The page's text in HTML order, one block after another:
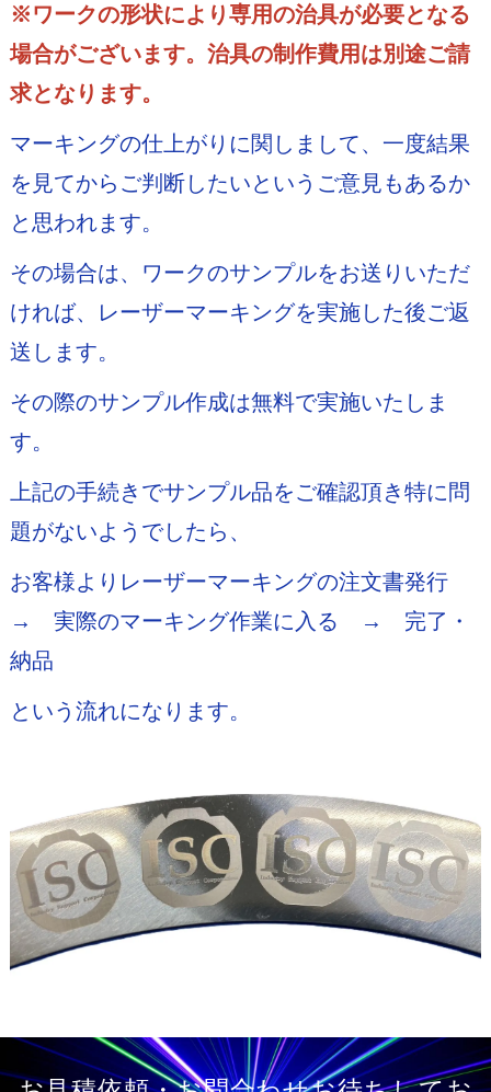
※ワークの形状により専用の治具が必要となる
場合がございます。治具の制作費用は別途ご請
求となります。
マーキングの仕上がりに関しまして、一度結果
を見てからご判断したいというご意見もあるか
と思われます。
その場合は、ワークのサンプルをお送りいただ
ければ、レーザーマーキングを実施した後ご返
送します。
その際のサンプル作成は無料で実施いたしま
す。
上記の手続きでサンプル品をご確認頂き特に問
題がないようでしたら、
お客様よりレーザーマーキングの注文書発行
→ 実際のマーキング作業に入る → 完了・
納品
という流れになります。